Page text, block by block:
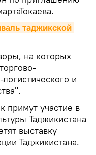
таджикской
на которых
и
примут участие в
Таджикистана
выставку
Таджикистана.